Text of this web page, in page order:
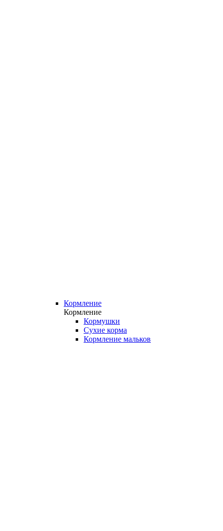
Кормление
Кормление
Кормушки
Сухие корма
Кормление мальков